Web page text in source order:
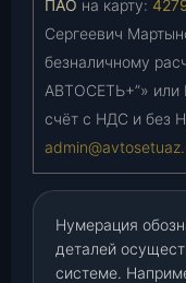
ПАО на карту:
Сергеевич
безналичному
АВТОСЕТЬ+”»
счёт с НДС и без
Нумерация
деталей
системе.